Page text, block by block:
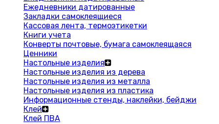
Ежедневники датированные
Закладки самоклеящиеся
Кассовая лента, термоэтикетки
Книги учета
Конверты почтовые, бумага самоклеящаяся
Ценники
Настольные изделия
Настольные изделия из дерева
Настольные изделия из металла
Настольные изделия из пластика
Информационные стенды, наклейки, бейджи
Клей
Клей ПВА